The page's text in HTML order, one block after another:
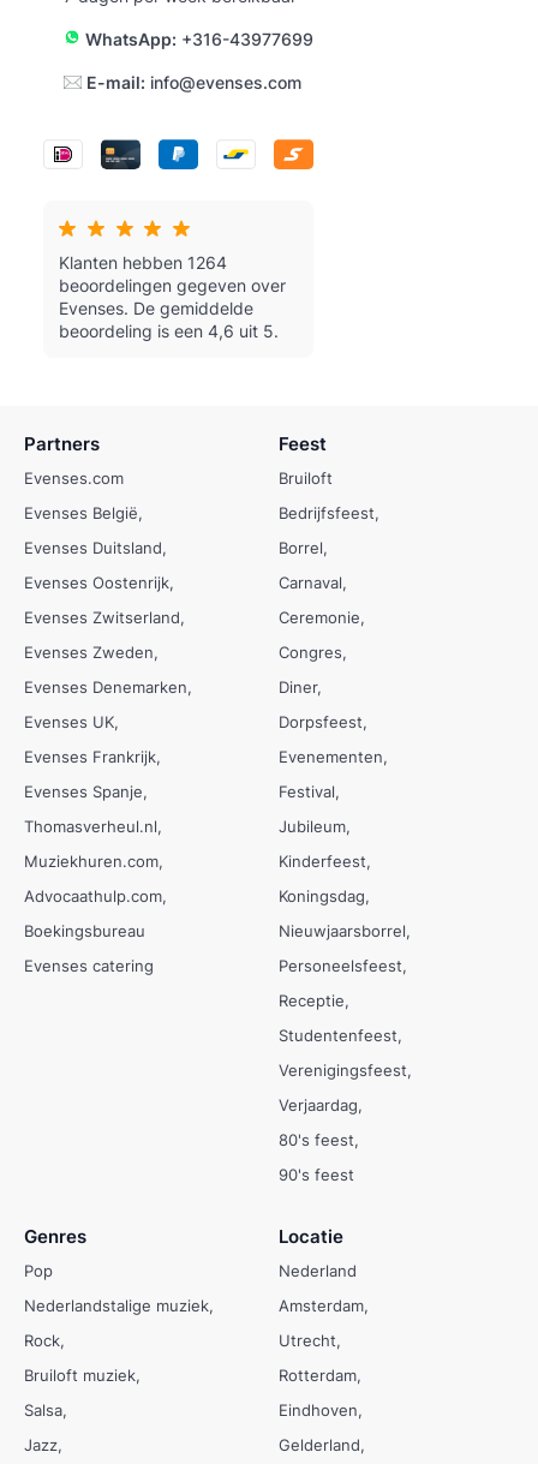
WhatsApp: +316-43977699
E-mail: info@evenses.com
Klanten hebben 1264
beoordelingen gegeven over
Evenses. De gemiddelde
beoordeling is een 4,6 uit 5.
Partners
Evenses.com
Evenses België
Evenses Duitsland
Evenses Oostenrijk
Evenses Zwitserland
Evenses Zweden
Evenses Denemarken
Evenses UK
Evenses Frankrijk
Evenses Spanje
Thomasverheul.nl
Muziekhuren.com
Advocaathulp.com
Boekingsbureau
Evenses catering
Feest
Bruiloft
Bedrijfsfeest
Borrel
Carnaval
Ceremonie
Congres
Diner
Dorpsfeest
Evenementen
Festival
Jubileum
Kinderfeest
Koningsdag
Nieuwjaarsborrel
Personeelsfeest
Receptie
Studentenfeest
Verenigingsfeest
Verjaardag
80's feest
90's feest
Genres
Pop
Nederlandstalige muziek
Rock
Bruiloft muziek
Salsa
Jazz
Locatie
Nederland
Amsterdam
Utrecht
Rotterdam
Eindhoven
Gelderland